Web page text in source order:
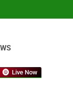
Live Now